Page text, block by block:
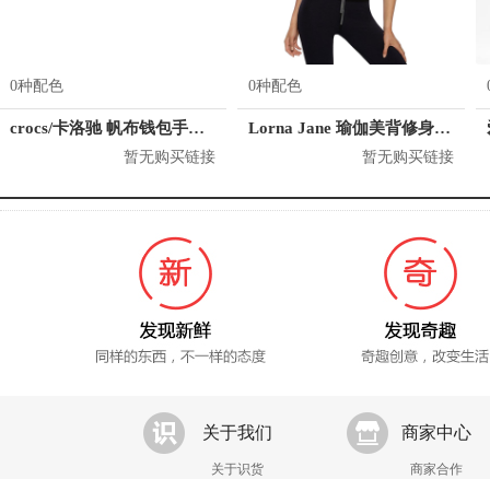
0种配色
crocs/卡洛驰 帆布钱包手抓包手拿包零钱包女包 CB28A164064
暂无购买链接
0种配色
Lorna Jane 瑜伽美背修身运动内衣 042077
暂无购买链接
关于我们
关于识货
商家中心
商家合作